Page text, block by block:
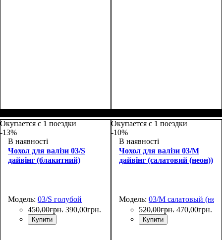
Окупается с 1 поездки
-13%
В наявності
Чохол для валізи 03/S
дайвінг (блакитний)
Модель: 03/S голубой
450,00грн. 390,00грн.
Купити
Окупается с 1 поездки
-10%
В наявності
Чохол для валізи 03/M
дайвінг (салатовий (неон))
Модель: 03/M салатовый
520,00грн. 470,00грн.
Купити